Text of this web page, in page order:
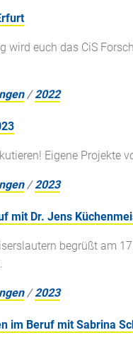
wird euch das CiS
/2022
Eigene Projekte
/2023
mit Dr. Jens
begrüßt am
/2023
im Beruf mit Sabrina